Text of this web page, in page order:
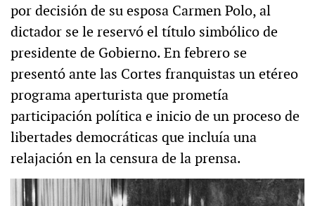
por decisión de su esposa Carmen Polo, al
dictador se le reservó el título simbólico de
presidente de Gobierno. En febrero se
presentó ante las Cortes franquistas un etéreo
programa aperturista que prometía
participación política e inicio de un proceso de
libertades democráticas que incluía una
relajación en la censura de la prensa.